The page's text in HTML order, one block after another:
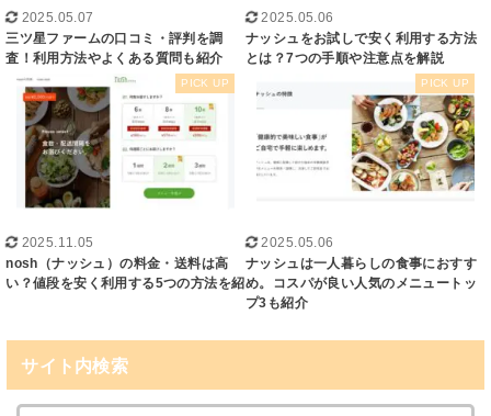
2025.05.07
三ツ星ファームの口コミ・評判を調
査！利用方法やよくある質問も紹介
2025.05.06
ナッシュをお試しで安く利用する方法
とは？7つの手順や注意点を解説
2025.11.05
nosh（ナッシュ）の料金・送料は高
い？値段を安く利用する5つの方法を紹
2025.05.06
ナッシュは一人暮らしの食事におすす
め。コスパが良い人気のメニュートッ
プ3も紹介
サイト内検索